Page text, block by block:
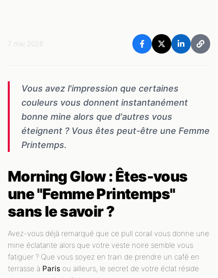
7 mai 2026
Vous avez l'impression que certaines
couleurs vous donnent instantanément
bonne mine alors que d'autres vous
éteignent ? Vous êtes peut-être une Femme
Printemps.
Morning Glow : Êtes-vous
une "Femme Printemps"
sans le savoir ?
Avez-vous déjà remarqué que ce pull corail vous donne une
mine éclatante alors que votre veste noire semble vous
fatiguer ? Que vous soyez en train de prendre un café en
terrasse à Paris ou ailleurs, le secret de votre éclat réside